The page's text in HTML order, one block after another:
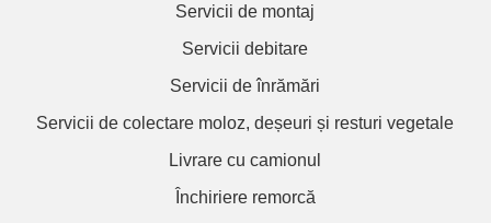
Servicii de montaj
Servicii debitare
Servicii de înrămări
Servicii de colectare moloz, deșeuri și resturi vegetale
Livrare cu camionul
Închiriere remorcă